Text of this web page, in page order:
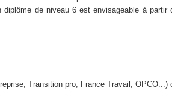
de niveau 6 est envisageable à
Transition pro, France Travail,